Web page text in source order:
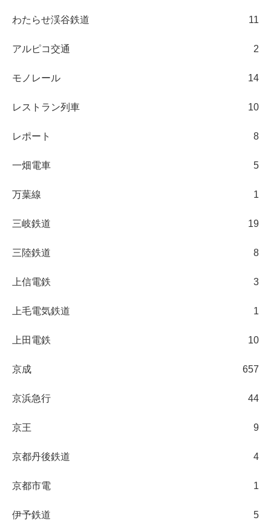
わたらせ渓谷鉄道 11
アルピコ交通 2
モノレール 14
レストラン列車 10
レポート 8
一畑電車 5
万葉線 1
三岐鉄道 19
三陸鉄道 8
上信電鉄 3
上毛電気鉄道 1
上田電鉄 10
京成 657
京浜急行 44
京王 9
京都丹後鉄道 4
京都市電 1
伊予鉄道 5